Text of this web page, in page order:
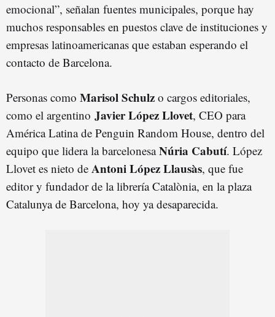
emocional”, señalan fuentes municipales, porque hay
muchos responsables en puestos clave de instituciones y
empresas latinoamericanas que estaban esperando el
contacto de Barcelona.
Personas como Marisol Schulz o cargos editoriales,
como el argentino Javier López Llovet, CEO para
América Latina de Penguin Random House, dentro del
equipo que lidera la barcelonesaNúria Cabutí. López
Llovet es nieto de Antoni López Llausàs, que fue
editor y fundador de la librería Catalònia, en la plaza
Catalunya de Barcelona, hoy ya desaparecida.